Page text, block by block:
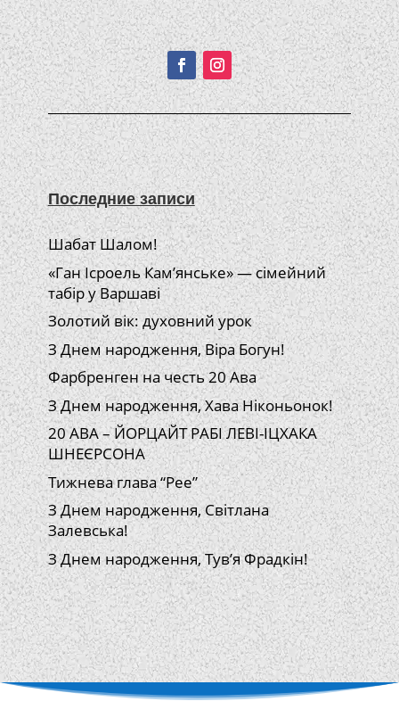
Подписывайтесь!
Последние записи
Шабат Шалом!
«Ган Ісроель Кам’янське» — сімейний
табір у Варшаві
Золотий вік: духовний урок
З Днем народження, Віра Богун!
Фарбренген на честь 20 Ава
З Днем народження, Хава Ніконьонок!
20 АВА – ЙОРЦАЙТ РАБІ ЛЕВІ-ІЦХАКА
ШНЕЄРСОНА
Тижнева глава “Рее”
З Днем народження, Світлана
Залевська!
З Днем народження, Тув’я Фрадкін!